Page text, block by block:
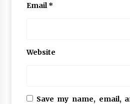
Email*
Website
Save my name, email,